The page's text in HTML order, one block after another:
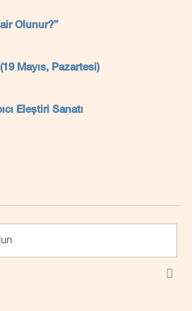
Olunur?”
Mayıs, Pazartesi)
Eleştiri Sanatı